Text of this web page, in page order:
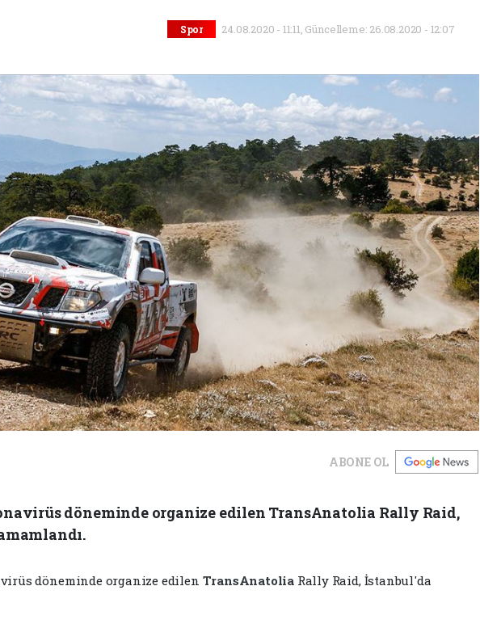
Spor 24.08.2020 - 11:11, Güncelleme: 26.08.2020 - 12:07
ABONE OL
döneminde organize edilen TransAnatolia Rally Raid,
döneminde organize edilen TransAnatolia Rally Raid, İstanbul'da